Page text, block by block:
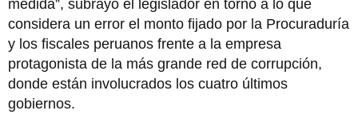
medida”, subrayó el legislador en torno a lo que
considera un error el monto fijado por la Procuraduría
y los fiscales peruanos frente a la empresa
protagonista de la más grande red de corrupción,
donde están involucrados los cuatro últimos
gobiernos.